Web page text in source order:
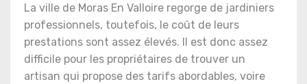
La ville de Moras En Valloire regorge de jardiniers
professionnels, toutefois, le coût de leurs
prestations sont assez élevés. Il est donc assez
difficile pour les propriétaires de trouver un
artisan qui propose des tarifs abordables, voire